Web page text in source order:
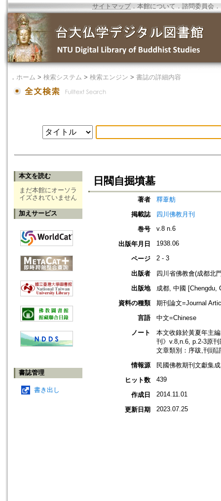
サイトマップ．本館について ． 諮問委員会 ．
． ホーム > 検索システム > 検索エンジン > 書誌の詳細内容
本文を読む
まだ本館にオーソラ
イズされていません
加えサービス
書誌管理
書き出し
日閥自掘墳墓
著者
釋葦舫
掲載誌
四川佛教月刊
巻号
v.8 n.6
出版年月日 1938.06
ページ 2 - 3
出版者
四川省佛教會(成都北
出版地
成都, 中國 [Chengdu,
資料の種類
期刊論文=Journal
言語
中文=Chinese
ノート
本文收錄於黃夏年主
刊》v.8,n.6, p.2-3原刊
文章類別：序跋,刊頭
情報源
民國佛教期刊文獻集
ヒット数
439
作成日 2014.11.01
更新日期 2023.07.25